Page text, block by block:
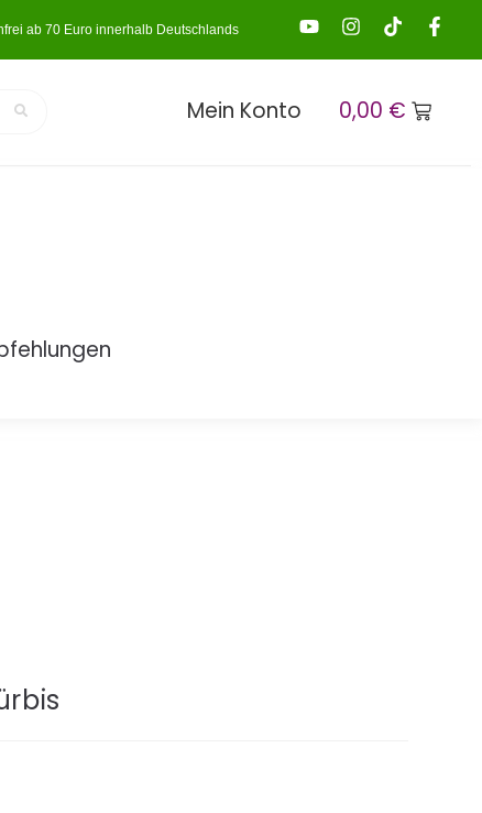
ab 70 Euro innerhalb Deutschlands
Mein Konto 0,00 €